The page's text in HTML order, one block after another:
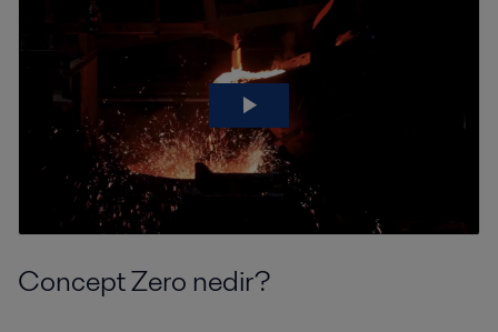
This is Concept Zero
Concept Zero nedir?